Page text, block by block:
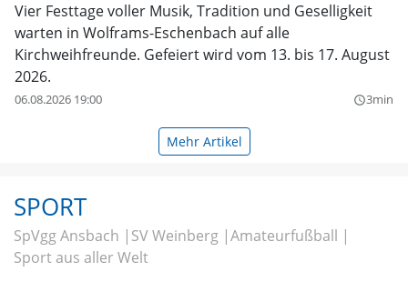
Vier Festtage voller Musik, Tradition und Geselligkeit
warten in Wolframs-Eschenbach auf alle
Kirchweihfreunde. Gefeiert wird vom 13. bis 17. August
2026.
06.08.2026 19:00 query_builder3min
Mehr Artikel
SPORT
SpVgg Ansbach SV Weinberg Amateurfußball
Sport aus aller Welt